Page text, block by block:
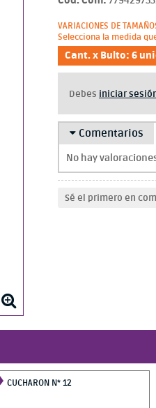
VARIACIONES DE
Selecciona la medida
Cant. x Bulto: 6
Debes iniciar
Comentarios
No hay
Sé el primero en
CUCHARON N* 12